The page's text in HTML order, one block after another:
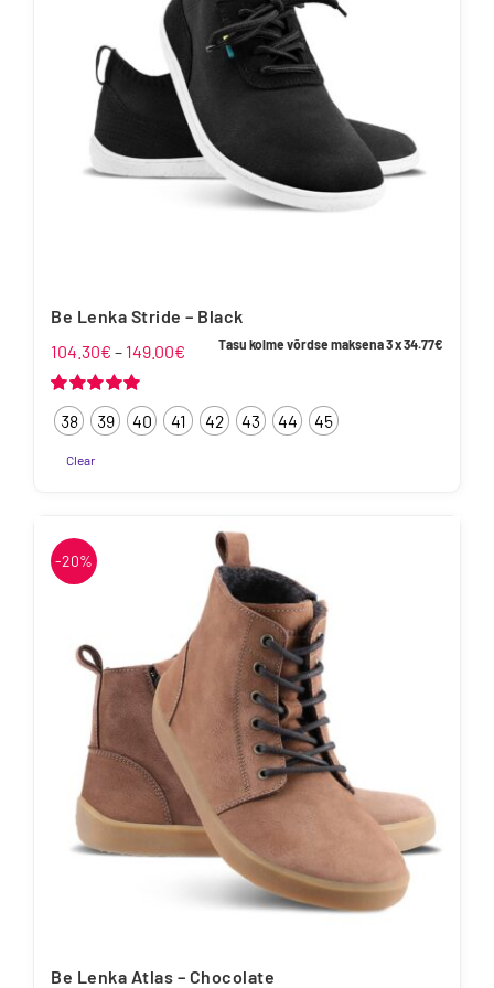
Be Lenka Stride – Black
Hinnanguga
5.00/ 5
104.30€ – 149.00€ Hinnavahemik:
kuni
149.00€
Tasu kolme võrdse maksena 3 x34.77€
38 39 40 41 42 43 44 45
Clear
on
mitu
saab
teha
tootelehel.
-20%
Be Lenka Atlas – Chocolate